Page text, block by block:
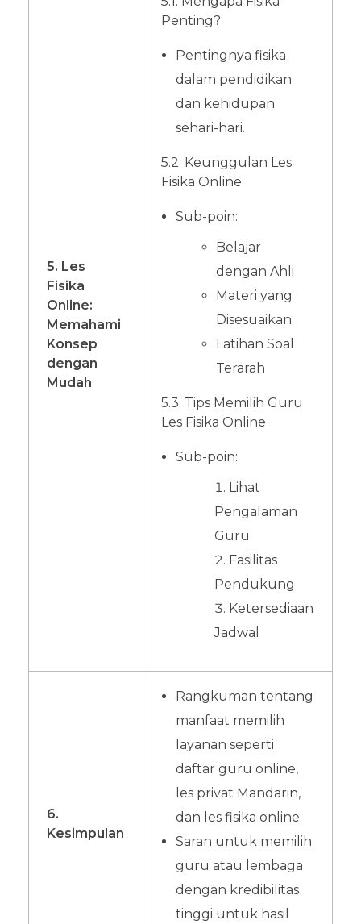
5. Les
Fisika
Online:
Memahami
Konsep
dengan
Mudah
Penting?
Pentingnya fisika
dalam pendidikan
dan kehidupan
sehari-hari.
5.2. Keunggulan Les
Fisika Online
Sub-poin:
Belajar
dengan Ahli
Materi yang
Disesuaikan
Latihan Soal
Terarah
5.3. Tips Memilih Guru
Les Fisika Online
Sub-poin:
Lihat
Pengalaman
Guru
Fasilitas
Pendukung
Ketersediaan
Jadwal
6.
Kesimpulan
Rangkuman tentang
manfaat memilih
layanan seperti
daftar guru online,
les privat Mandarin,
dan les fisika online.
Saran untuk memilih
guru atau lembaga
dengan kredibilitas
tinggi untuk hasil